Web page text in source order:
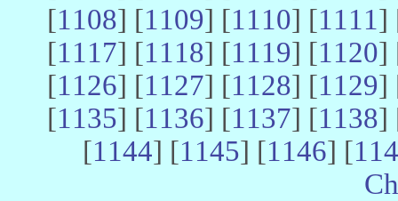
[1108] [1109] [1110] [1111]
[1117] [1118] [1119] [1120]
[1126] [1127] [1128] [1129]
[1135] [1136] [1137] [1138]
[1144] [1145] [1146] [